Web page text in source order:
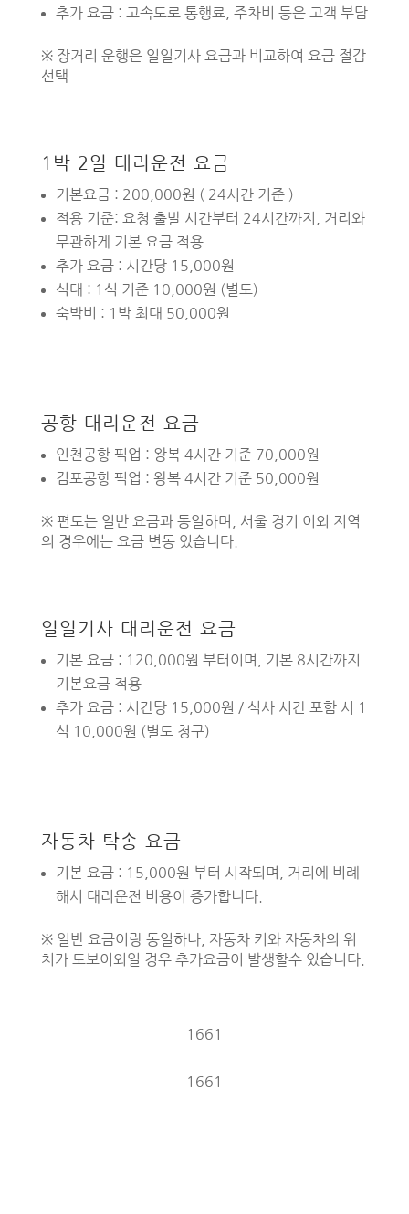
추가 요금 : 고속도로 통행료, 주차비 등은 고객 부담
※ 장거리 운행은 일일기사 요금과 비교하여 요금 절감
선택
1박 2일 대리운전 요금
기본요금 : 200,000원 ( 24시간 기준 )
적용 기준: 요청 출발 시간부터 24시간까지, 거리와
무관하게 기본 요금 적용
추가 요금 : 시간당 15,000원
식대 : 1식 기준 10,000원 (별도)
숙박비 : 1박 최대 50,000원
공항 대리운전 요금
인천공항 픽업 : 왕복 4시간 기준 70,000원
김포공항 픽업 : 왕복 4시간 기준 50,000원
※ 편도는 일반 요금과 동일하며, 서울 경기 이외 지역
의 경우에는 요금 변동 있습니다.
일일기사 대리운전 요금
기본 요금 : 120,000원 부터이며, 기본 8시간까지
기본요금 적용
추가 요금 : 시간당 15,000원 / 식사 시간 포함 시 1
식 10,000원 (별도 청구)
자동차 탁송 요금
기본 요금 : 15,000원 부터 시작되며, 거리에 비례
해서 대리운전 비용이 증가합니다.
※ 일반 요금이랑 동일하나, 자동차 키와 자동차의 위
치가 도보이외일 경우 추가요금이 발생할수 있습니다.
1661
1661